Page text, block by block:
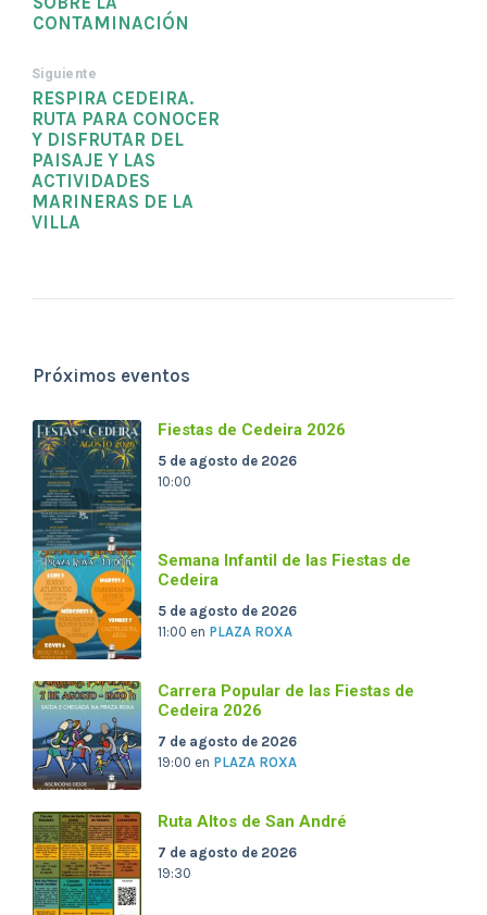
CONTAMINACIÓN
Siguiente
RESPIRA CEDEIRA.
RUTA PARA CONOCER
Y DISFRUTAR DEL
PAISAJE Y LAS
ACTIVIDADES
MARINERAS DE LA
VILLA
Próximos eventos
Fiestas de Cedeira 2026
5 de agosto de 2026
10:00
Semana Infantil de las Fiestas de
Cedeira
5 de agosto de 2026
11:00 en PLAZA ROXA
Carrera Popular de las Fiestas de
Cedeira 2026
7 de agosto de 2026
19:00 en PLAZA ROXA
Ruta Altos de San André
7 de agosto de 2026
19:30